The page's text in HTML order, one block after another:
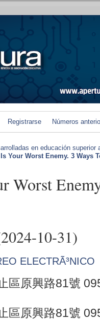
Registrarse Números
en educación
Your Worst Enemy. 3 Ways
Worst
10-31)
ELECTRÃ³NICO
區原興路81號
區原興路81號